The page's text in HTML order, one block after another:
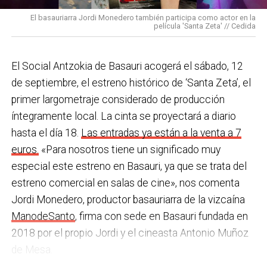
en los centros de personas mayores e iniciativas para
combatir la brecha digital. Además, este año se ha
y, a principios del año que viene, se comenzarán a
prestar los servicios de atención diurna y viviendas
comunitarias.
En las últimas semanas la actualidad municipal ha
estado marcada por las investigaciones sobre
presuntas irregularidades urbanísticas . ¿Cómo
está afrontando el equipo de gobierno esta
situación y qué mensaje trasladarías a la
ciudadanía?Los hechos denunciados son graves y
nos corresponde aclarar si han existido irregularidades
con el mayor rigor y transparencia, así como
una acción que los sindicatos tachan de negligente y
contraria al propio plan de emergencias de la
Sin soluciones reales
Ante la falta de soluciones en las reuniones del
comité, los representantes de los trabajadores
advirtieron a la dirección con elevar los hechos a la
Inspección de Trabajo. Aunque inicialmente
percibieron un amago de cambio de actitud, la parte
social lamenta que las medidas adoptadas ante las
nuevas alertas meteorológicas han sido meramente
«testimoniales, esporádicas y centradas en
aparentar», sin llegar a aplicar soluciones reales ni
efectivas en los puestos de mayor exposición.
El basauriarra Jordi Monedero también participa como actor en la
película 'Santa Zeta' // Cedida
El Social Antzokia de Basauri acogerá el sábado, 12
de septiembre, el estreno histórico de ‘Santa Zeta’, el
primer largometraje considerado de producción
íntegramente local. La cinta se proyectará a diario
hasta el día 18. Las entradas ya están a la venta a 7
euros. «Para nosotros tiene un significado muy
especial este estreno en Basauri, ya que se trata del
estreno comercial en salas de cine», nos comenta
Jordi Monedero, productor basauriarra de la vizcaína
ManodeSanto, firma con sede en Basauri fundada en
2018 por el propio Jordi y el cineasta Antonio Muñoz